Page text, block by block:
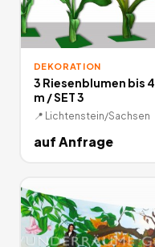
DEKORATION
3 Riesenblumen bis 4
m / SET 3
📍 Lichtenstein/Sachsen
auf Anfrage